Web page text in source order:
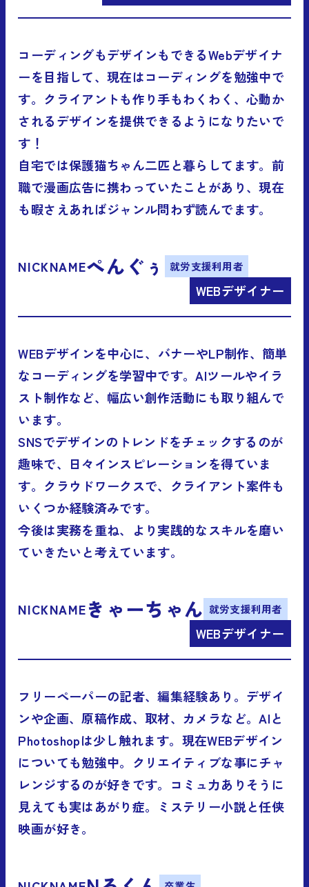
コーディングもデザインもできるWebデザイナ
ーを目指して、現在はコーディングを勉強中で
す。クライアントも作り手もわくわく、心動か
されるデザインを提供できるようになりたいで
す！
自宅では保護猫ちゃん二匹と暮らしてます。前
職で漫画広告に携わっていたことがあり、現在
も暇さえあればジャンル問わず読んでます。
NICKNAMEぺんぐぅ 就労支援利用者
WEBデザイナー
WEBデザインを中心に、バナーやLP制作、簡単
なコーディングを学習中です。AIツールやイラ
スト制作など、幅広い創作活動にも取り組んで
います。
SNSでデザインのトレンドをチェックするのが
趣味で、日々インスピレーションを得ていま
す。クラウドワークスで、クライアント案件も
いくつか経験済みです。
今後は実務を重ね、より実践的なスキルを磨い
ていきたいと考えています。
NICKNAMEきゃーちゃん 就労支援利用者
WEBデザイナー
フリーペーパーの記者、編集経験あり。デザイ
ンや企画、原稿作成、取材、カメラなど。AIと
Photoshopは少し触れます。現在WEBデザイン
についても勉強中。クリエイティブな事にチャ
レンジするのが好きです。コミュ力ありそうに
見えても実はあがり症。ミステリー小説と任侠
映画が好き。